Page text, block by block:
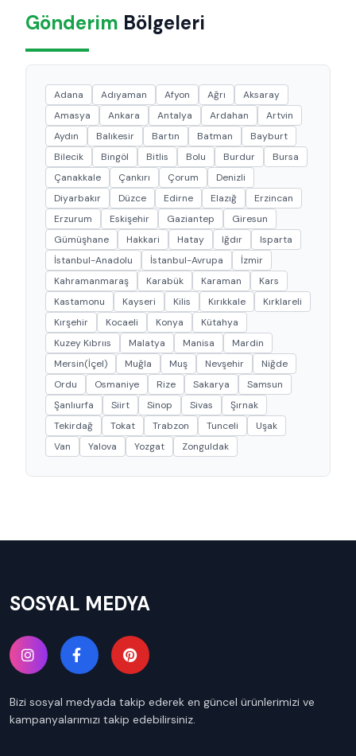
Gönderim Bölgeleri
Adana Adıyaman Afyon Ağrı
Aksaray
Amasya
Ankara Antalya Ardahan
Artvin
Aydın
Balıkesir Bartın Batman
Bayburt
Bilecik
Bingöl Bitlis Bolu Burdur
Bursa
Çanakkale
Çankırı Çorum
Denizli
Diyarbakır
Düzce Edirne Elazığ
Erzincan
Erzurum
Eskişehir Gaziantep
Giresun
Gümüşhane
Hakkari Hatay Iğdır
Isparta
İstanbul-Anadolu
İstanbul-Avrupa
İzmir
Kahramanmaraş
Karabük Karaman
Kars
Kastamonu
Kayseri Kilis Kırıkkale
Kırklareli
Kırşehir
Kocaeli Konya
Kütahya
Kuzey Kıbrııs
Malatya Manisa
Mardin
Mersin(İçel)
Muğla Muş Nevşehir
Niğde
Ordu
Osmaniye Rize Sakarya
Samsun
Şanlıurfa
Siirt Sinop Sivas
Şırnak
Tekirdağ
Tokat Trabzon Tunceli
Uşak
Van
Yalova Yozgat Zonguldak
SOSYAL MEDYA
Bizi sosyal medyada takip ederek en güncel ürünlerimizi ve
kampanyalarımızı takip edebilirsiniz.